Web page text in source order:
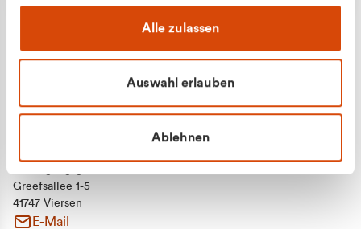
Alle zulassen
Auswahl erlauben
Ablehnen
Greefsallee 1-5
41747 Viersen
E-Mail